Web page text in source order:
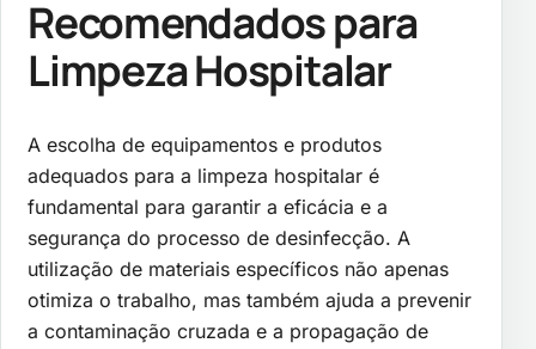
Recomendados para
Limpeza Hospitalar
A escolha de equipamentos e produtos
adequados para a limpeza hospitalar é
fundamental para garantir a eficácia e a
segurança do processo de desinfecção. A
utilização de materiais específicos não apenas
otimiza o trabalho, mas também ajuda a prevenir
a contaminação cruzada e a propagação de